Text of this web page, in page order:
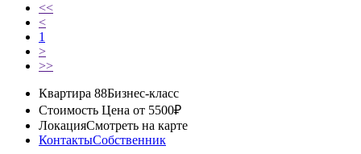
<<
<
1
>
>>
Квартира 88Бизнес-класс
Стоимость Цена от 5500₽
ЛокацияСмотреть на карте
КонтактыСобственник